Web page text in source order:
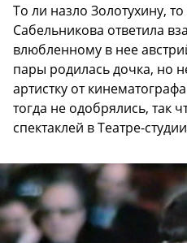
То ли назло Золотухину,
Сабельникова ответила
влюбленному в нее
пары родилась дочка, но
артистку от
тогда не одобрялись, так
спектаклей в Театре-